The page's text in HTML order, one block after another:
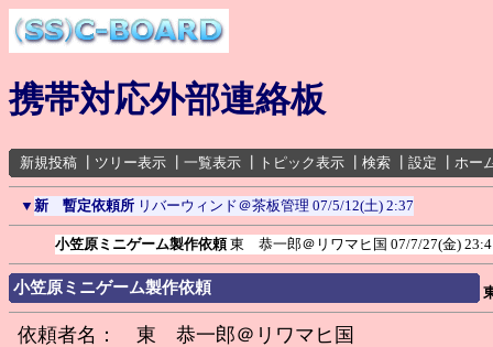
携帯対応外部連絡板
新規投稿 ツリー表示 一覧表示 トピック表示 検索 設定 ホー
▼ 新 暫定依頼所 リバーウィンド＠茶板管理 07/5/12(土) 2:37
小笠原ミニゲーム製作依頼 東 恭一郎＠リワマヒ国 07/7/27(金)
小笠原ミニゲーム製作依頼
依頼者名： 東 恭一郎＠リワマヒ国